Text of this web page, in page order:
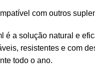
com outros
é a solução natural e
resistentes e com
todo o ano.